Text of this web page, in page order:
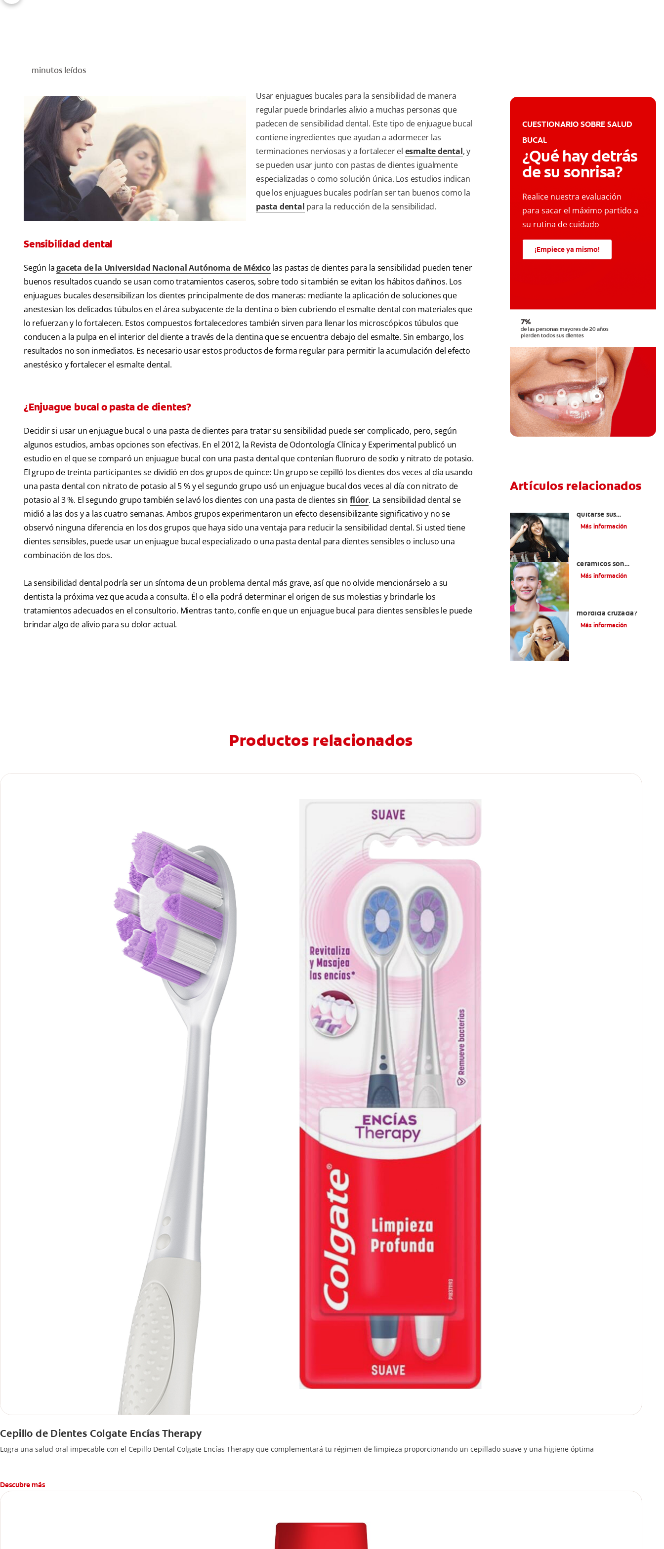
minutos leídos
Usar enjuagues bucales para la sensibilidad de manera
regular puede brindarles alivio a muchas personas que
padecen de sensibilidad dental. Este tipo de enjuague bucal
contiene ingredientes que ayudan a adormecer las
terminaciones nerviosas y a fortalecer el esmalte dental, y
se pueden usar junto con pastas de dientes igualmente
especializadas o como solución única. Los estudios indican
que los enjuagues bucales podrían ser tan buenos como la
pasta dental para la reducción de la sensibilidad.
Sensibilidad dental
Según lagaceta de la Universidad Nacional Autónoma de Méxicolas pastas de dientes para la sensibilidad pueden tener
buenos resultados cuando se usan como tratamientos caseros, sobre todo si también se evitan los hábitos dañinos. Los
enjuagues bucales desensibilizan los dientes principalmente de dos maneras: mediante la aplicación de soluciones que
anestesian los delicados túbulos en el área subyacente de la dentina o bien cubriendo el esmalte dental con materiales que
lo refuerzan y lo fortalecen. Estos compuestos fortalecedores también sirven para llenar los microscópicos túbulos que
conducen a la pulpa en el interior del diente a través de la dentina que se encuentra debajo del esmalte. Sin embargo, los
resultados no son inmediatos. Es necesario usar estos productos de forma regular para permitir la acumulación del efecto
anestésico y fortalecer el esmalte dental.
¿Enjuague bucal o pasta de dientes?
Decidir si usar un enjuague bucal o una pasta de dientes para tratar su sensibilidad puede ser complicado, pero, según
algunos estudios, ambas opciones son efectivas. En el 2012, la Revista de Odontología Clínica y Experimental publicó un
estudio en el que se comparó un enjuague bucal con una pasta dental que contenían fluoruro de sodio y nitrato de potasio.
El grupo de treinta participantes se dividió en dos grupos de quince: Un grupo se cepilló los dientes dos veces al día usando
una pasta dental con nitrato de potasio al 5 % y el segundo grupo usó un enjuague bucal dos veces al día con nitrato de
potasio al 3 %. El segundo grupo también se lavó los dientes con una pasta de dientes sin flúor. La sensibilidad dental se
midió a las dos y a las cuatro semanas. Ambos grupos experimentaron un efecto desensibilizante significativo y no se
observó ninguna diferencia en los dos grupos que haya sido una ventaja para reducir la sensibilidad dental. Si usted tiene
dientes sensibles, puede usar un enjuague bucal especializado o una pasta dental para dientes sensibles o incluso una
combinación de los dos.
La sensibilidad dental podría ser un síntoma de un problema dental más grave, así que no olvide mencionárselo a su
dentista la próxima vez que acuda a consulta. Él o ella podrá determinar el origen de sus molestias y brindarle los
tratamientos adecuados en el consultorio. Mientras tanto, confíe en que un enjuague bucal para dientes sensibles le puede
brindar algo de alivio para su dolor actual.
CUESTIONARIO SOBRE SALUD
BUCAL
¿Qué hay detrás
de su sonrisa?
Realice nuestra evaluación
para sacar el máximo partido a
su rutina de cuidado
¡Empiece ya mismo!
Artículos relacionados
quitarse sus
retenedores fijos
Más información
cerámicos son
adecuados para usted?
Más información
mordida cruzada?
Más información
Productos relacionados
Cepillo de Dientes Colgate Encías Therapy
Logra una salud oral impecable con el Cepillo Dental Colgate Encías Therapy que complementará tu régimen de limpieza proporcionando un cepillado suave y una higiene óptima
Descubre más